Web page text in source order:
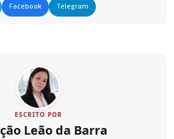
Facebook Telegram
ESCRITO POR
Leão da Barra